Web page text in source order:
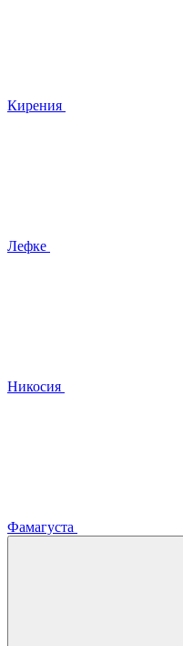
Кирения
Лефке
Никосия
Фамагуста